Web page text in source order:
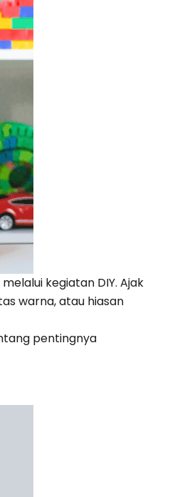
kegiatan DIY. Ajak
warna, atau hiasan
pentingnya